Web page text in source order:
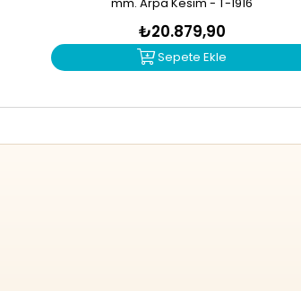
₺20.879,90
Sepete Ekle